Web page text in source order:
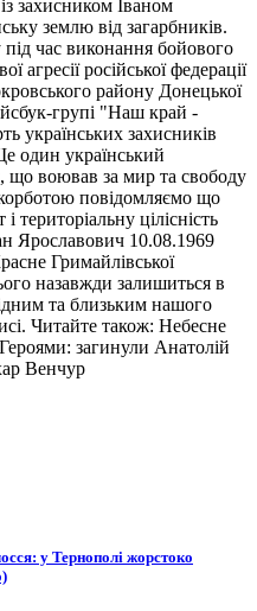
захисником Іваном
землю від загарбників.
час виконання бойового
агресії російської федерації
району Донецької
групі "Наш край -
українських захисників
один український
що воював за мир та свободу
повідомляємо що
територіальну цілісність
Ярославович 10.08.1969
Гримайлівської
назавжди залишиться в
та близьким нашого
Читайте також: Небесне
загинули Анатолій
Венчур
у Тернополі жорстоко